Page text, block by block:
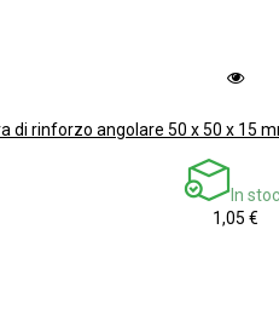
di rinforzo angolare 50 x 50 x 15
In
1,05 €